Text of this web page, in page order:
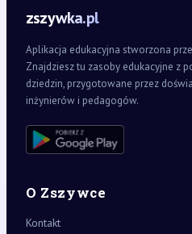
zszywka.pl
Aplikacja edukacyjna stworzona
Znajdziesz tu zasoby edukacyjne z
dziedzin, przygotowane przez
inżynierów i pedagogów.
O Zszywce
Kontakt